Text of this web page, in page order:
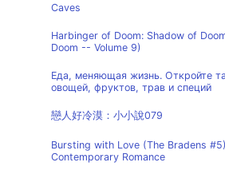
Caves
Harbinger of Doom: Shadow of
Doom -- Volume 9)
Еда, меняющая жизнь. Откройте
овощей, фруктов, трав и специй
戀人好冷漠：小小說079
Bursting with Love (The Bradens
Contemporary Romance